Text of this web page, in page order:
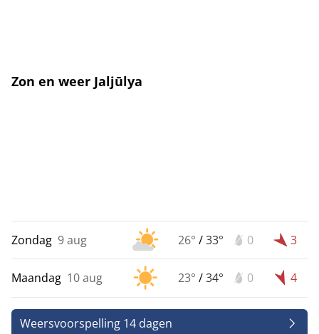
Zon en weer Jaljūlya
Zondag 9 aug 26° /33° 0 3
Maandag 10 aug 23° /34° 0 4
Weersvoorspelling 14 dagen